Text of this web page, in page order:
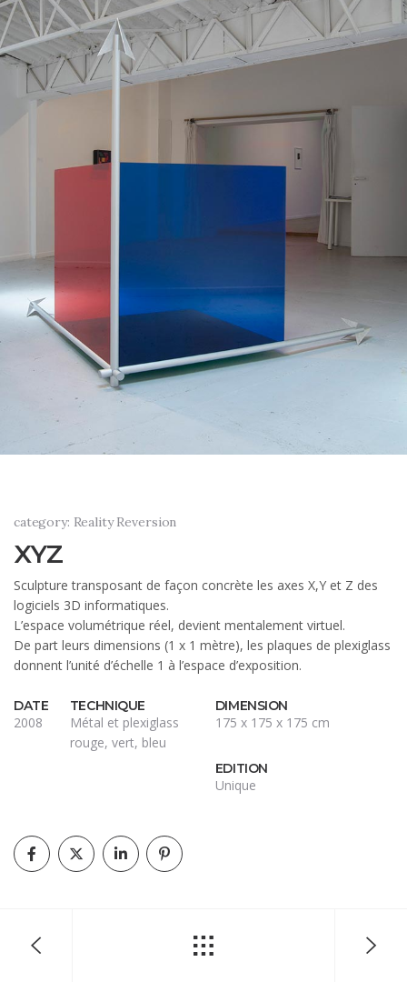
category: Reality Reversion
XYZ
Sculpture transposant de façon concrète les axes X,Y et Z des
logiciels 3D informatiques.
L’espace volumétrique réel, devient mentalement virtuel.
De part leurs dimensions (1 x 1 mètre), les plaques de plexiglass
donnent l’unité d’échelle 1 à l’espace d’exposition.
DATE
2008
TECHNIQUE
Métal et plexiglass
rouge, vert, bleu
DIMENSION
175 x 175 x 175 cm
EDITION
Unique